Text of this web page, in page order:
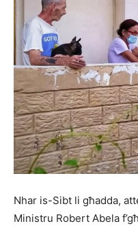
Nhar is-Sibt li għadda,
Ministru Robert Abela